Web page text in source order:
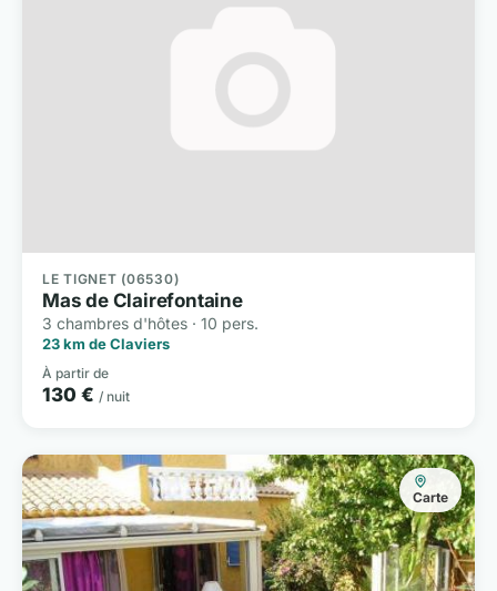
LE TIGNET (06530)
Mas de Clairefontaine
3 chambres d'hôtes · 10 pers.
23 km de Claviers
À partir de
130 € / nuit
Carte